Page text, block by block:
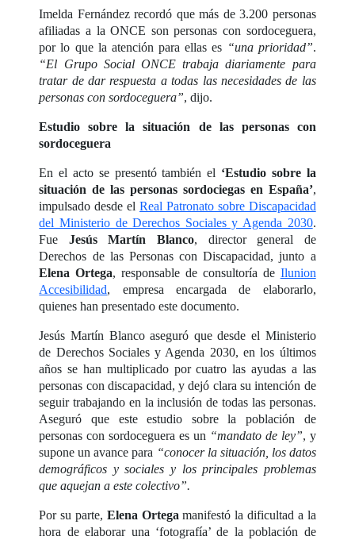
Imelda Fernández recordó que más de 3.200 personas
afiliadas a la ONCE son personas con sordoceguera,
por lo que la atención para ellas es “una prioridad”.
“El Grupo Social ONCE trabaja diariamente para
tratar de dar respuesta a todas las necesidades de las
personas con sordoceguera”, dijo.
Estudio sobre la situación de las personas con
sordoceguera
En el acto se presentó también el ‘Estudio sobre la
situación de las personas sordociegas en España’,
impulsado desde el Real Patronato sobre Discapacidad
del Ministerio de Derechos Sociales y Agenda 2030.
Fue Jesús Martín Blanco, director general de
Derechos de las Personas con Discapacidad, junto a
Elena Ortega, responsable de consultoría de Ilunion
Accesibilidad, empresa encargada de elaborarlo,
quienes han presentado este documento.
Jesús Martín Blanco aseguró que desde el Ministerio
de Derechos Sociales y Agenda 2030, en los últimos
años se han multiplicado por cuatro las ayudas a las
personas con discapacidad, y dejó clara su intención de
seguir trabajando en la inclusión de todas las personas.
Aseguró que este estudio sobre la población de
personas con sordoceguera es un “mandato de ley”, y
supone un avance para “conocer la situación, los datos
demográficos y sociales y los principales problemas
que aquejan a este colectivo”.
Por su parte, Elena Ortega manifestó la dificultad a la
hora de elaborar una ‘fotografía’ de la población de